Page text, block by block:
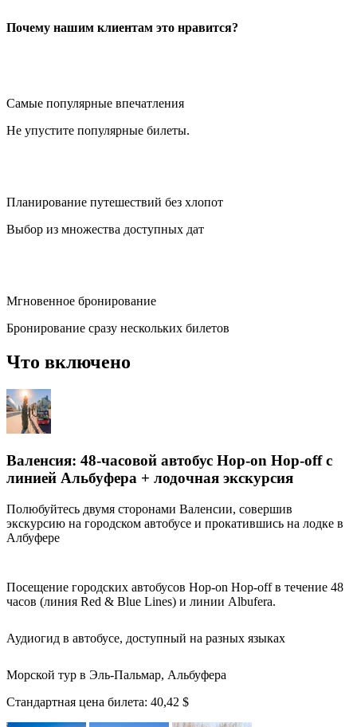
Почему нашим клиентам это нравится?
Самые популярные впечатления
Не упустите популярные билеты.
Планирование путешествий без хлопот
Выбор из множества доступных дат
Мгновенное бронирование
Бронирование сразу нескольких билетов
Что включено
Валенсия: 48-часовой автобус Hop-on Hop-off с
линией Альбуфера + лодочная экскурсия
Полюбуйтесь двумя сторонами Валенсии, совершив
экскурсию на городском автобусе и прокатившись на лодке в
Албуфере
Посещение городских автобусов Hop-on Hop-off в течение 48
часов (линия Red & Blue Lines) и линии Albufera.
Аудиогид в автобусе, доступный на разных языках
Морской тур в Эль-Пальмар, Альбуфера
Стандартная цена билета: 40,42 $